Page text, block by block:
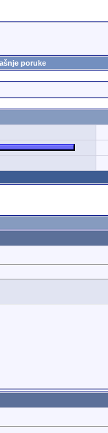
poruke